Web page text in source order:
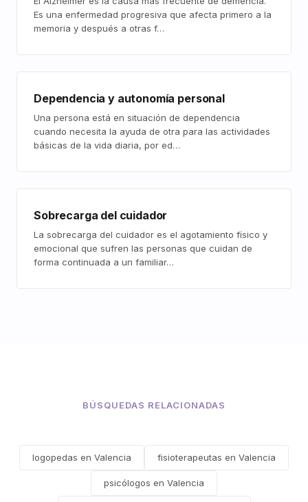
Es una enfermedad progresiva que afecta primero a la
memoria y después a otras f…
Dependencia y autonomía personal
Una persona está en situación de dependencia
cuando necesita la ayuda de otra para las actividades
básicas de la vida diaria, por ed…
Sobrecarga del cuidador
La sobrecarga del cuidador es el agotamiento físico y
emocional que sufren las personas que cuidan de
forma continuada a un familiar…
BÚSQUEDAS RELACIONADAS
logopedas en Valencia fisioterapeutas en Valencia
psicólogos en Valencia